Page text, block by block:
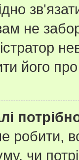
не
його
робити,
чи